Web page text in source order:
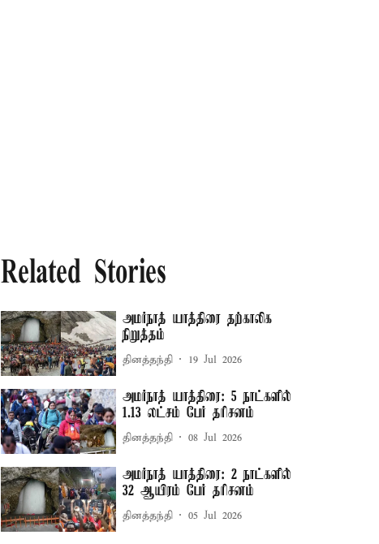
Related Stories
அமர்நாத் யாத்திரை தற்காலிக
நிறுத்தம்
தினத்தந்தி 19 Jul 2026
அமர்நாத் யாத்திரை: 5 நாட்களில்
1.13 லட்சம் பேர் தரிசனம்
தினத்தந்தி 08 Jul 2026
அமர்நாத் யாத்திரை: 2 நாட்களில்
32 ஆயிரம் பேர் தரிசனம்
தினத்தந்தி 05 Jul 2026